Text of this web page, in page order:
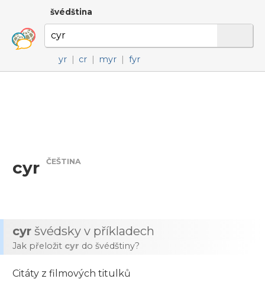
švédština
yr | cr | myr | fyr
cyr ČEŠTINA
cyr švédsky v příkladech
Jak přeložit cyr do švédštiny?
Citáty z filmových titulků